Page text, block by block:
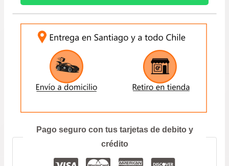
Pago seguro con tus tarjetas de debito y
crédito